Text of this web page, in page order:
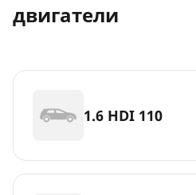
двигатели
1.6 HDI 110